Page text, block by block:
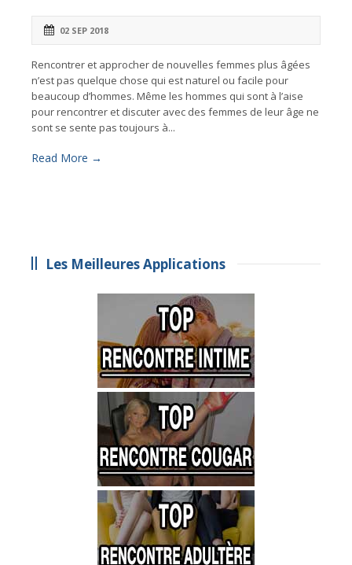
02 SEP 2018
Rencontrer et approcher de nouvelles femmes plus âgées
n’est pas quelque chose qui est naturel ou facile pour
beaucoup d’hommes. Même les hommes qui sont à l’aise
pour rencontrer et discuter avec des femmes de leur âge ne
sont se sente pas toujours à...
Read More →
Les Meilleures Applications